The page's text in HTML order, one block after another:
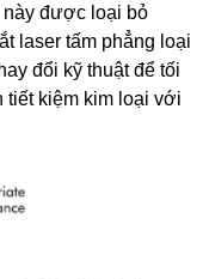
này được loại bỏ
laser tấm phẳng loại
đổi kỹ thuật để tối
tiết kiệm kim loại với